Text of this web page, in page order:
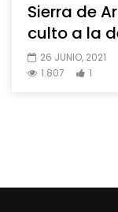
Sierra de
culto a la
26 JUNIO, 2021
1.807
1